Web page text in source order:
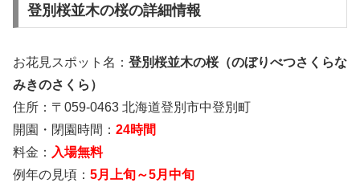
登別桜並木の桜の詳細情報
お花見スポット名： 登別桜並木の桜（のぼりべつさくらな
みきのさくら）
住所：〒059-0463 北海道登別市中登別町
開園・閉園時間： 24時間
料金： 入場無料
例年の見頃： 5月上旬～5月中旬